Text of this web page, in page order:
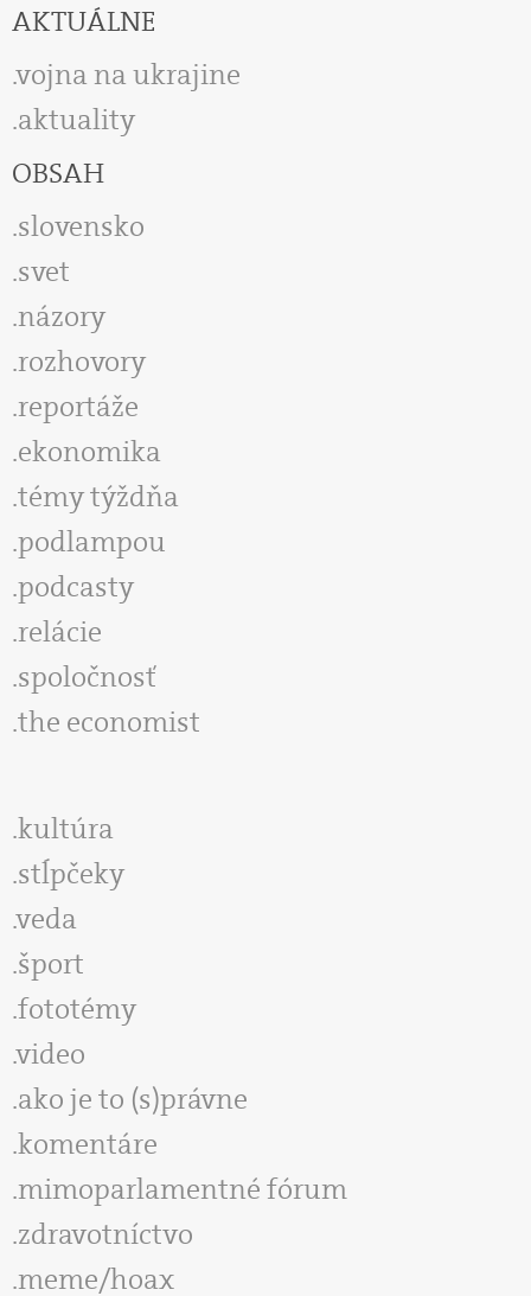
AKTUÁLNE
vojna na ukrajine
aktuality
OBSAH
slovensko
svet
názory
rozhovory
reportáže
ekonomika
témy týždňa
podlampou
podcasty
relácie
spoločnosť
the economist
kultúra
stĺpčeky
veda
šport
fototémy
video
ako je to (s)právne
komentáre
mimoparlamentné fórum
zdravotníctvo
meme/hoax